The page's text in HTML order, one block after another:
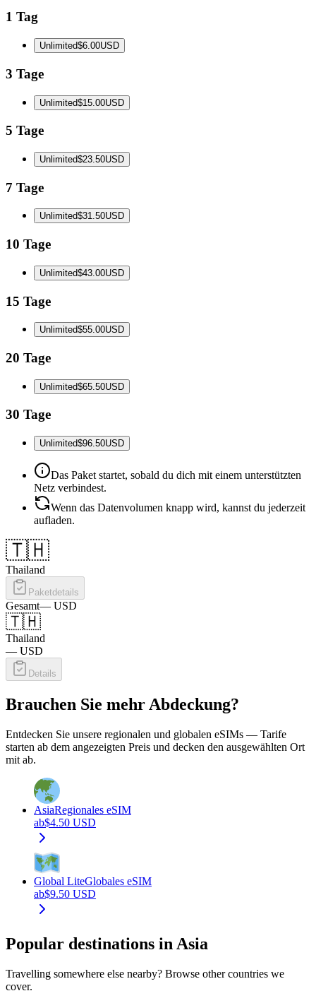
1 Tag
Unlimited$6.00USD
3 Tage
Unlimited$15.00USD
5 Tage
Unlimited$23.50USD
7 Tage
Unlimited$31.50USD
10 Tage
Unlimited$43.00USD
15 Tage
Unlimited$55.00USD
20 Tage
Unlimited$65.50USD
30 Tage
Unlimited$96.50USD
Das Paket startet, sobald du dich mit einem unterstützten
Netz verbindest.
Wenn das Datenvolumen knapp wird, kannst du jederzeit
aufladen.
🇹🇭
Thailand
Paketdetails
Gesamt— USD
🇹🇭
Thailand
— USD
Details
Brauchen Sie mehr Abdeckung?
Entdecken Sie unsere regionalen und globalen eSIMs — Tarife
starten ab dem angezeigten Preis und decken den ausgewählten Ort
mit ab.
AsiaRegionales eSIM
ab$4.50 USD
Global LiteGlobales eSIM
ab$9.50 USD
Popular destinations in Asia
Travelling somewhere else nearby? Browse other countries we
cover.